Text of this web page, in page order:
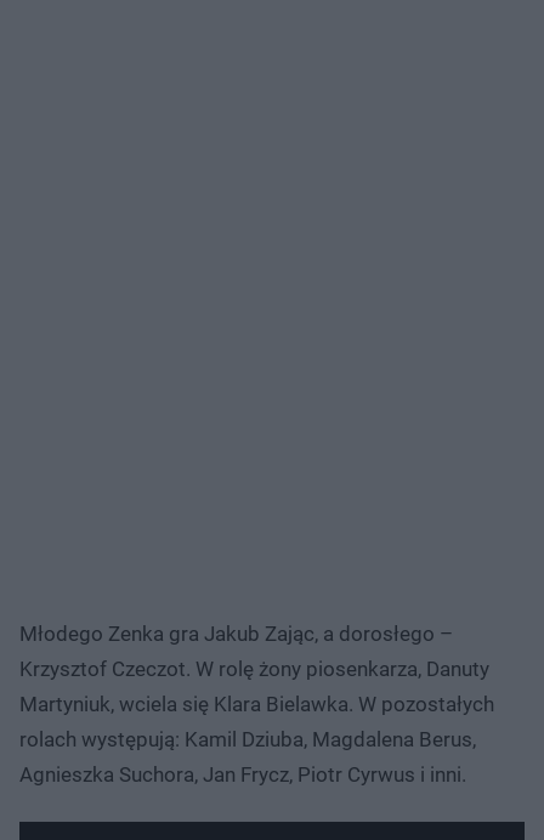
Młodego Zenka gra Jakub Zając, a dorosłego –
Krzysztof Czeczot. W rolę żony piosenkarza, Danuty
Martyniuk, wciela się Klara Bielawka. W pozostałych
rolach występują: Kamil Dziuba, Magdalena Berus,
Agnieszka Suchora, Jan Frycz, Piotr Cyrwus i inni.